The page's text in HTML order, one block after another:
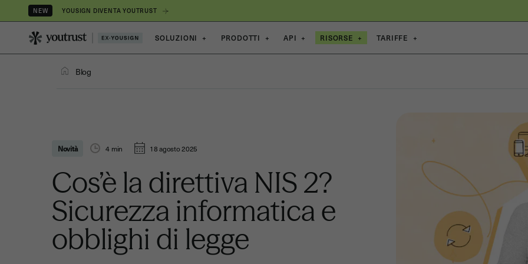
NEW YOUSIGN DIVENTA YOUTRUST
SOLUZIONI + PRODOTTI + API + RISORSE + TARIFFE +
Blog
Novità 4 min 18 agosto 2025
Cos’è la direttiva NIS 2?
Sicurezza informatica e
obblighi di legge